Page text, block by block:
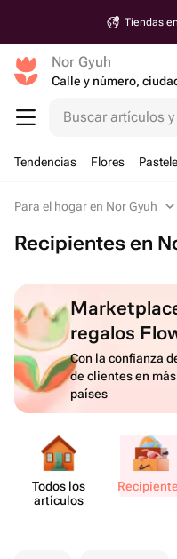
Tiendas
Nor Gyuh
Calle y número,
Buscar artículos
Tendencias Flores
Para el hogar en Nor Gyuh
Recipientes en
regalos
Con la confianza
de clientes en
países
Todos los
artículos